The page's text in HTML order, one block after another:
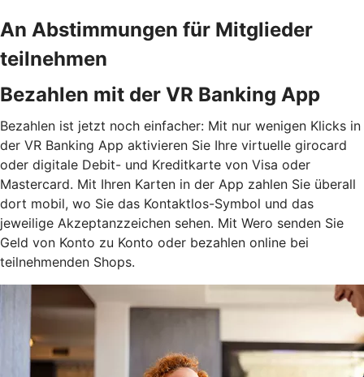
An Abstimmungen für Mitglieder
teilnehmen
Bezahlen mit der VR Banking App
Bezahlen ist jetzt noch einfacher: Mit nur wenigen Klicks in
der VR Banking App aktivieren Sie Ihre virtuelle girocard
oder digitale Debit- und Kreditkarte von Visa oder
Mastercard. Mit Ihren Karten in der App zahlen Sie überall
dort mobil, wo Sie das Kontaktlos-Symbol und das
jeweilige Akzeptanzzeichen sehen. Mit Wero senden Sie
Geld von Konto zu Konto oder bezahlen online bei
teilnehmenden Shops.